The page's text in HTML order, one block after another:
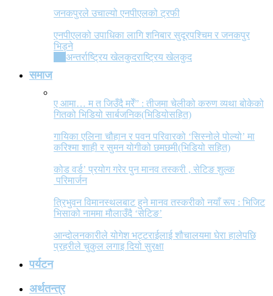
जनकपुरले उचाल्यो एनपीएलको ट्रफी
एनपीएलको उपाधिका लागि शनिबार सुदूरपश्चिम र जनकपुर
भिड्ने
अन्तर्राष्ट्रिय खेलकुदराष्ट्रिय खेलकुद
समाज
ए आमा… म त जिउँदै मरेँ” : तीजमा चेलीको करुण व्यथा बोकेको
गितको भिडियो सार्बजनिक(भिडियोसहित)
गायिका एलिना चौहान र पवन परिवारको ‘सिस्नोले पोल्यो’ मा
करिश्मा शाही र सुमन योगीको छमछमी(भिडियो सहित)
कोड वर्ड’ प्रयोग गरेर पुन मानव तस्करी , सेटिङ शुल्क
परिमार्जन
त्रिभुवन विमानस्थलबाट हुने मानव तस्करीको नयाँ रूप : भिजिट
भिसाको नाममा मौलाउँदै ‘सेटिङ’
आन्दोलनकारीले योगेश भट्टराईलाई शौचालयमा घेरा हालेपछि
प्रहरीले चुकुल लगाइ दियो सुरक्षा
पर्यटन
अर्थतन्त्र